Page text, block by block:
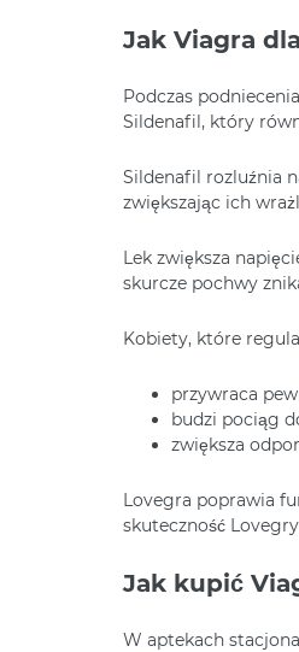
Jak Viagra
Podczas
Sildenafil, który
Sildenafil rozluźnia
zwiększając ich
Lek zwiększa
skurcze pochwy
Kobiety, które
przywraca
budzi pociąg
zwiększa
Lovegra poprawia
skuteczność
Jak kupić
W aptekach